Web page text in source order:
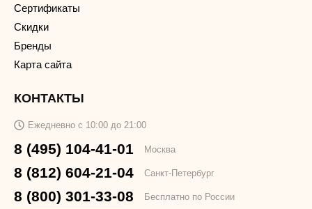
Сертификаты
Скидки
Бренды
Карта сайта
КОНТАКТЫ
Ежедневно с 10:00 до 21:00
8 (495) 104-41-01 Москва
8 (812) 604-21-04 Санкт-Петербург
8 (800) 301-33-08 Бесплатно по России